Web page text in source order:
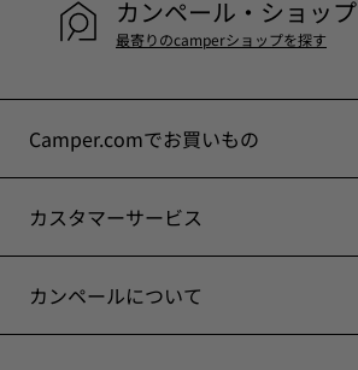
Camper.comでお買いもの
カスタマーサービス
カンペールについて
カンペール・ショップ
最寄りのcamperショップを探す